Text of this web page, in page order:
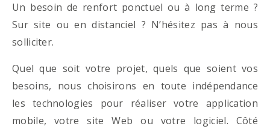
Un besoin de renfort ponctuel ou à long terme ?
Sur site ou en distanciel ? N’hésitez pas à nous
solliciter.
Quel que soit votre projet, quels que soient vos
besoins, nous choisirons en toute indépendance
les technologies pour réaliser votre application
mobile, votre site Web ou votre logiciel. Côté